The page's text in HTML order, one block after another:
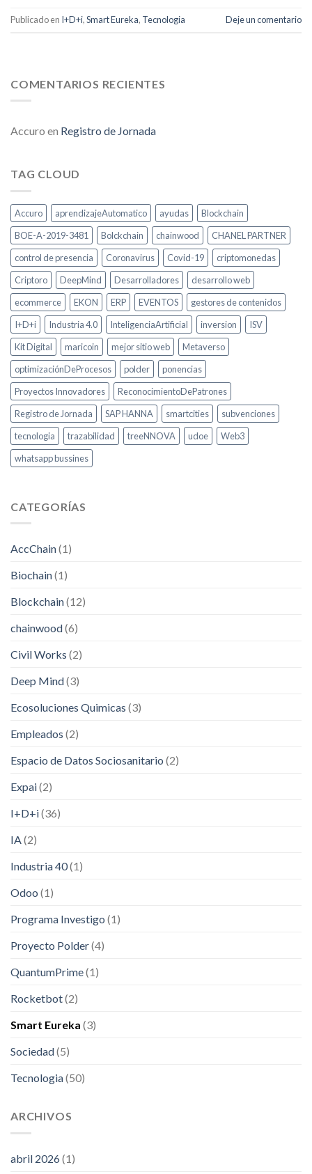
Publicado en I+D+i,Smart Eureka, Tecnologia Deje un comentario
COMENTARIOS RECIENTES
Accuro en Registro de Jornada
TAG CLOUD
Accuro aprendizajeAutomatico ayudas
Blockchain
BOE-A-2019-3481
Bolckchain chainwood
CHANEL PARTNER
control de presencia
Coronavirus Covid-19
criptomonedas
Criptoro
DeepMind Desarrolladores
desarrollo web
ecommerce
EKON ERP EVENTOS
gestores de contenidos
I+D+i
Industria 4.0 InteligenciaArtificial inversion
ISV
Kit Digital
maricoin mejor sitio web
Metaverso
optimizaciónDeProcesos
polder
ponencias
Proyectos Innovadores
ReconocimientoDePatrones
Registro de Jornada
SAP HANNA smartcities
subvenciones
tecnologia
trazabilidad treeNNOVA udoe
Web3
whatsapp bussines
CATEGORÍAS
AccChain(1)
Biochain(1)
Blockchain(12)
chainwood(6)
Civil Works (2)
Deep Mind(3)
Ecosoluciones Quimicas (3)
Empleados (2)
Espacio de Datos Sociosanitario (2)
Expai(2)
I+D+i(36)
IA(2)
Industria 40(1)
Odoo (1)
Programa Investigo (1)
Proyecto Polder(4)
QuantumPrime(1)
Rocketbot(2)
Smart Eureka (3)
Sociedad(5)
Tecnologia(50)
ARCHIVOS
abril 2026(1)